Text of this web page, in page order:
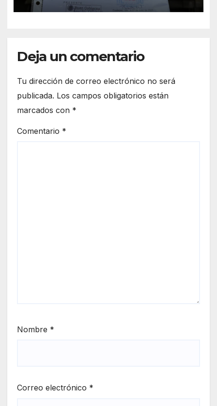
Deja un comentario
Tu dirección de correo electrónico no será
publicada. Los campos obligatorios están
marcados con *
Comentario *
Nombre *
Correo electrónico *